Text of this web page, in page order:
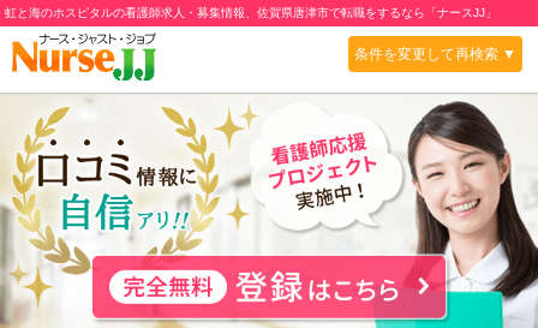
虹と海のホスピタルの看護師求人・募集情報、佐賀県唐津市で転職をするなら「ナースJJ」
条件を変更して再検索 ▼